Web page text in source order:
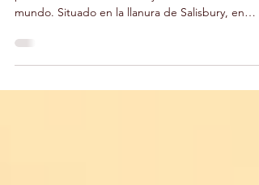
Inglaterra
Stonehenge es uno de los monumentos
prehistóricos más famosos y misteriosos del